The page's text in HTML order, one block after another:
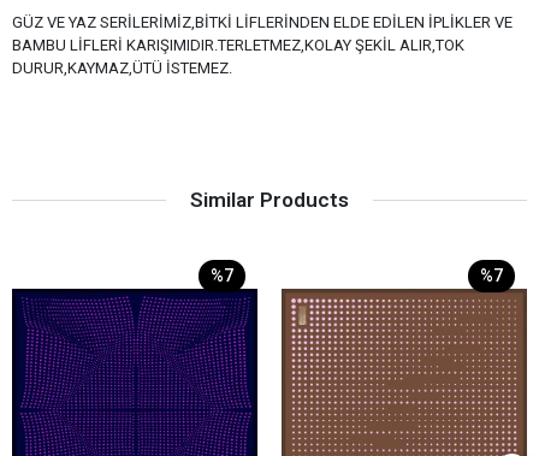
GÜZ VE YAZ SERİLERİMİZ,BİTKİ LİFLERİNDEN ELDE EDİLEN İPLİKLER VE
BAMBU LİFLERİ KARIŞIMIDIR.TERLETMEZ,KOLAY ŞEKİL ALIR,TOK
DURUR,KAYMAZ,ÜTÜ İSTEMEZ.
Similar Products
%7 %7